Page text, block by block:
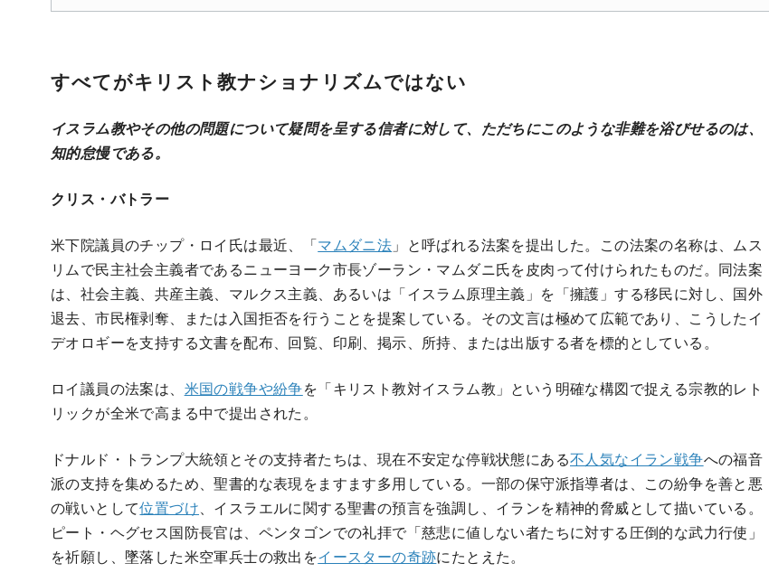
すべてがキリスト教ナショナリズムではない
イスラム教やその他の問題について疑問を呈する信者に対して、ただちにこのような非難を浴びせるのは、
知的怠慢である。
クリス・バトラー
米下院議員のチップ・ロイ氏は最近、「マムダニ法 」と呼ばれる法案を提出した。この法案の名称は、ムス
リムで民主社会主義者であるニューヨーク市長ゾーラン・マムダニ氏を皮肉って付けられたものだ。同法案
は、社会主義、共産主義、マルクス主義、あるいは「イスラム原理主義」を「擁護」する移民に対し、国外
退去、市民権剥奪、または入国拒否を行うことを提案している。その文言は極めて広範であり、こうしたイ
デオロギーを支持する文書を配布、回覧、印刷、掲示、所持、または出版する者を標的としている。
ロイ議員の法案は、 米国の戦争や紛争を「キリスト教対イスラム教」という明確な構図で捉える宗教的レト
リックが全米で高まる中で提出された。
ドナルド・トランプ大統領とその支持者たちは、現在不安定な停戦状態にある不人気なイラン戦争への福音
派の支持を集めるため、聖書的な表現をますます多用している。一部の保守派指導者は、この紛争を善と悪
の戦いとして位置づけ、イスラエルに関する聖書の預言を強調し、イランを精神的脅威として描いている。
ピート・ヘグセス国防長官は、ペンタゴンでの礼拝で「慈悲に値しない者たちに対する圧倒的な武力行使」
を祈願し、墜落した米空軍兵士の救出をイースターの奇跡にたとえた。